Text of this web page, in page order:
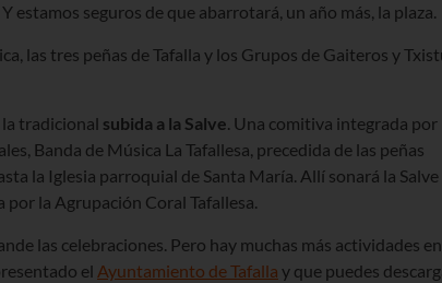
estamos seguros de que abarrotará, un año más, la plaza.
las tres peñas de Tafalla y los Grupos de Gaiteros y
la tradicional subida a la Salve. Una comitiva integrada por
Banda de Música La Tafallesa, precedida de las peñas
la Iglesia parroquial de Santa María. Allí sonará la Salve
la Agrupación Coral Tafallesa.
las celebraciones. Pero hay muchas más actividades
el Ayuntamiento de Tafalla y que puedes